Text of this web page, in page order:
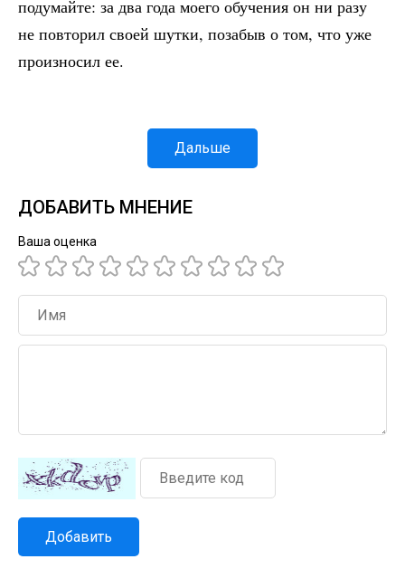
подумайте: за два года моего обучения он ни разу
не повторил своей шутки, позабыв о том, что уже
произносил ее.
Дальше
ДОБАВИТЬ МНЕНИЕ
Ваша оценка
Добавить